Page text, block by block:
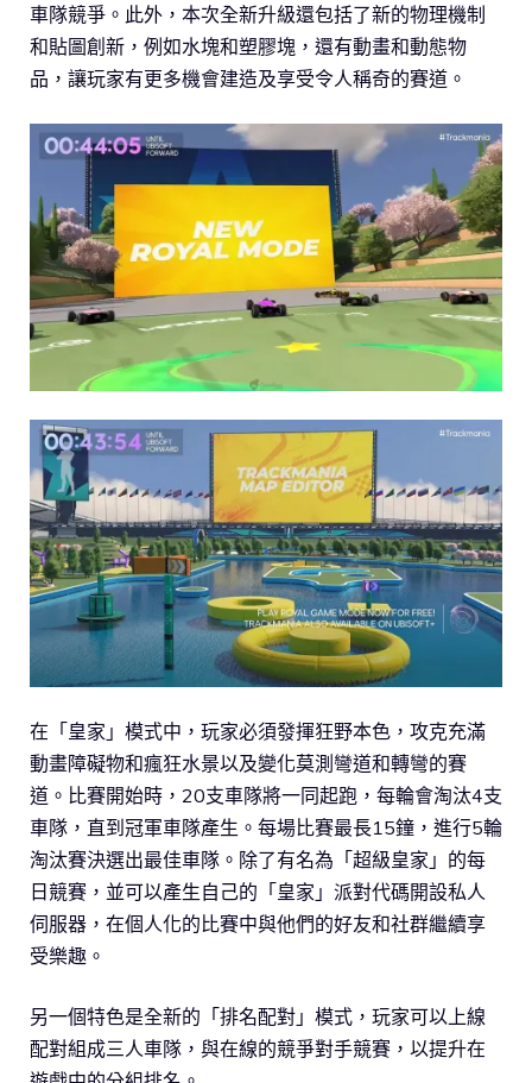
車隊競爭。此外，本次全新升級還包括了新的物理機制
和貼圖創新，例如水塊和塑膠塊，還有動畫和動態物
品，讓玩家有更多機會建造及享受令人稱奇的賽道。
在「皇家」模式中，玩家必須發揮狂野本色，攻克充滿
動畫障礙物和瘋狂水景以及變化莫測彎道和轉彎的賽
道。比賽開始時，20支車隊將一同起跑，每輪會淘汰4支
車隊，直到冠軍車隊產生。每場比賽最長15鐘，進行5輪
淘汰賽決選出最佳車隊。除了有名為「超級皇家」的每
日競賽，並可以產生自己的「皇家」派對代碼開設私人
伺服器，在個人化的比賽中與他們的好友和社群繼續享
受樂趣。
另一個特色是全新的「排名配對」模式，玩家可以上線
配對組成三人車隊，與在線的競爭對手競賽，以提升在